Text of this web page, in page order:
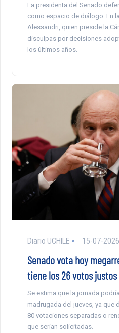
La presidenta del Senado
como espacio de diálogo. En
Alessandri, quien preside la
disculpas por decisiones
los últimos años.
Diario UCHILE 15-07-2026
Senado vota hoy
tiene los 26 votos
Se estima que la jornada
madrugada del jueves, ya que
80 votaciones separadas o
que serían solicitadas.